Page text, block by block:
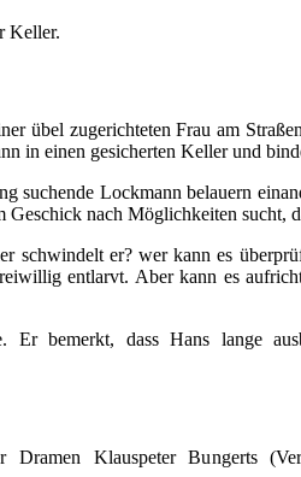
Keller.
übel zugerichteten Frau am
in einen gesicherten Keller und
suchende Lockmann belauern
nach Möglichkeiten sucht,
schwindelt er? wer kann es
entlarvt. Aber kann es
Er bemerkt, dass Hans lange
Dramen Klauspeter Bungerts